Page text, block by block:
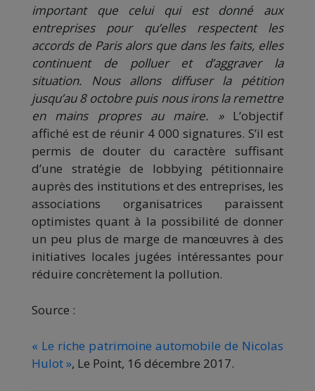
important que celui qui est donné aux
entreprises pour qu’elles respectent les
accords de Paris alors que dans les faits, elles
continuent de polluer et d’aggraver la
situation. Nous allons diffuser la pétition
jusqu’au 8 octobre puis nous irons la remettre
en mains propres au maire. »L’objectif
affiché est de réunir 4 000 signatures. S’il est
permis de douter du caractère suffisant
d’une stratégie de lobbying pétitionnaire
auprès des institutions et des entreprises, les
associations organisatrices paraissent
optimistes quant à la possibilité de donner
un peu plus de marge de manœuvres à des
initiatives locales jugées intéressantes pour
réduire concrètement la pollution.
Source :
« Le riche patrimoine automobile de Nicolas
Hulot », Le Point, 16 décembre 2017.